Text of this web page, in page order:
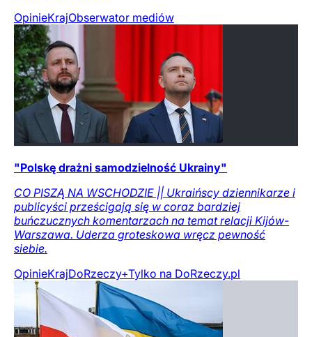
OpinieKrajObserwator mediów
"Polskę drażni samodzielność Ukrainy"
CO PISZĄ NA WSCHODZIE || Ukraińscy dziennikarze i
publicyści prześcigają się w coraz bardziej
buńczucznych komentarzach na temat relacji Kijów-
Warszawa. Uderza groteskowa wręcz pewność
siebie.
OpinieKrajDoRzeczy+Tylko na DoRzeczy.pl